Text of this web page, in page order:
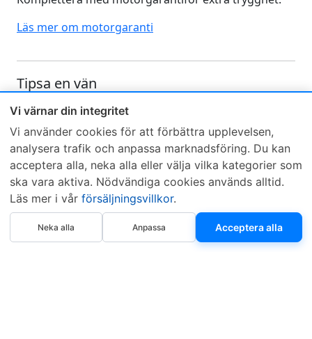
Vi värnar din integritet
Vi använder cookies för att förbättra upplevelsen,
analysera trafik och anpassa marknadsföring. Du kan
acceptera alla, neka alla eller välja vilka kategorier som
ska vara aktiva. Nödvändiga cookies används alltid.
Läs mer i vår försäljningsvillkor.
Neka alla Anpassa Acceptera alla
Köp Steg 1 Köp Steg 2
Läs mer om motorgaranti
Tipsa en vän
Skicka ett e-mail och tipsa en vän om denna produkt
Sveriges mest sålda dieselbox
Återförsäljare